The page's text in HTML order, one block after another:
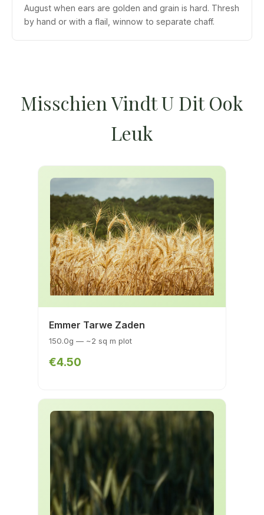
August when ears are golden and grain is hard. Thresh
by hand or with a flail, winnow to separate chaff.
Misschien Vindt U Dit Ook
Leuk
Emmer Tarwe Zaden
150.0g — ~2 sq m plot
€4.50